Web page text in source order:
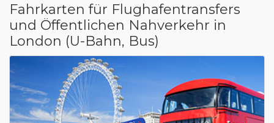
Fahrkarten für Flughafentransfers
und Öffentlichen Nahverkehr in
London (U-Bahn, Bus)